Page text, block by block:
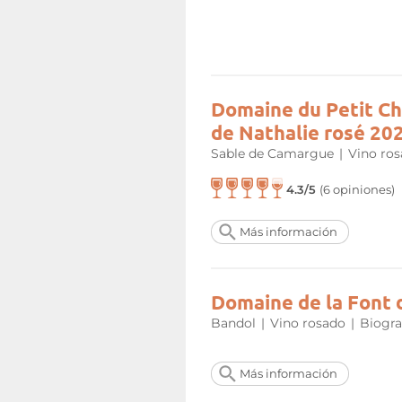
embargo, algunos rosados
con pescados como el
Domaine du Petit
de Nathalie rosé
Sable de Camargue | Vino
4.3/5 (6 opiniones)
Más información
Domaine de la Font
Bandol | Vino rosado |
Más información